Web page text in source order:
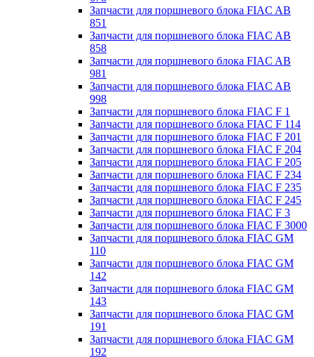
Запчасти для поршневого блока FIAC AB
851
Запчасти для поршневого блока FIAC AB
858
Запчасти для поршневого блока FIAC AB
981
Запчасти для поршневого блока FIAC AB
998
Запчасти для поршневого блока FIAC F 1
Запчасти для поршневого блока FIAC F 114
Запчасти для поршневого блока FIAC F 201
Запчасти для поршневого блока FIAC F 204
Запчасти для поршневого блока FIAC F 205
Запчасти для поршневого блока FIAC F 234
Запчасти для поршневого блока FIAC F 235
Запчасти для поршневого блока FIAC F 245
Запчасти для поршневого блока FIAC F 3
Запчасти для поршневого блока FIAC F 3000
Запчасти для поршневого блока FIAC GM
110
Запчасти для поршневого блока FIAC GM
142
Запчасти для поршневого блока FIAC GM
143
Запчасти для поршневого блока FIAC GM
191
Запчасти для поршневого блока FIAC GM
192